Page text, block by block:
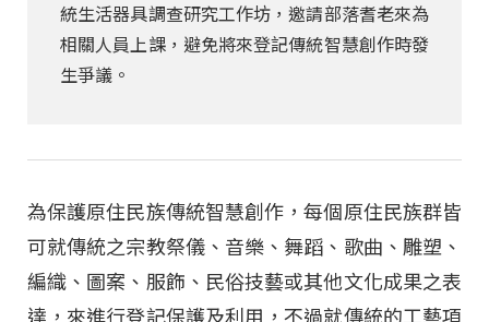
統生活器具調查研究工作坊，邀請部落耆老來為
相關人員上課，避免將來登記傳統智慧創作時發
生爭議。
為保護原住民族傳統智慧創作，每個原住民族群皆
可就傳統之宗教祭儀、音樂、舞蹈、歌曲、雕塑、
編織、圖案、服飾、民俗技藝或其他文化成果之表
達，來進行登記保護及利用，不過就傳統的工藝項